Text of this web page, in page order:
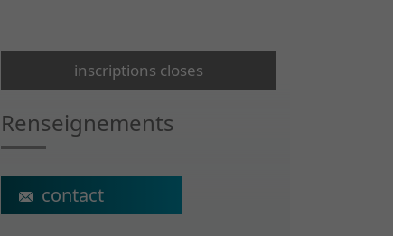
inscriptions closes
Renseignements
sophie.cachat@crr-suva.ch